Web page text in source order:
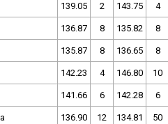
139.05 2 143.75 4
136.87 8 135.82 8
135.87 8 136.65 8
142.23 4 146.80 10
141.66 6 142.28 6
136.90 12 134.81 50